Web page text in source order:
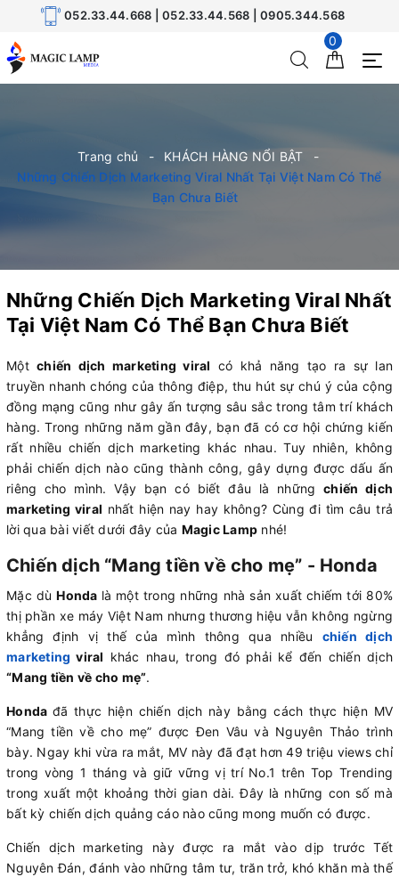
052.33.44.668 | 052.33.44.568 | 0905.344.568
0
Trang chủ
KHÁCH HÀNG NỔI BẬT
Những Chiến Dịch Marketing Viral Nhất Tại Việt Nam Có Thể
Bạn Chưa Biết
Những Chiến Dịch Marketing Viral Nhất
Tại Việt Nam Có Thể Bạn Chưa Biết
Một chiến dịch marketing viral có khả năng tạo ra sự lan
truyền nhanh chóng của thông điệp, thu hút sự chú ý của cộng
đồng mạng cũng như gây ấn tượng sâu sắc trong tâm trí khách
hàng. Trong những năm gần đây, bạn đã có cơ hội chứng kiến
rất nhiều chiến dịch marketing khác nhau. Tuy nhiên, không
phải chiến dịch nào cũng thành công, gây dựng được dấu ấn
riêng cho mình. Vậy bạn có biết đâu là nhữngchiến dịch
marketing viral nhất hiện nay hay không? Cùng đi tìm câu trả
lời qua bài viết dưới đây của Magic Lamp nhé!
Chiến dịch “Mang tiền về cho mẹ” - Honda
Mặc dùHonda là một trong những nhà sản xuất chiếm tới 80%
thị phần xe máy Việt Nam nhưng thương hiệu vẫn không ngừng
khẳng định vị thế của mình thông qua nhiều chiến dịch
marketing viral khác nhau, trong đó phải kể đến chiến dịch
“Mang tiền về cho mẹ”.
Honda đã thực hiện chiến dịch này bằng cách thực hiện MV
“Mang tiền về cho mẹ” được Đen Vâu và Nguyên Thảo trình
bày. Ngay khi vừa ra mắt, MV này đã đạt hơn 49 triệu views chỉ
trong vòng 1 tháng và giữ vững vị trí No.1 trên Top Trending
trong xuất một khoảng thời gian dài. Đây là những con số mà
bất kỳ chiến dịch quảng cáo nào cũng mong muốn có được.
Chiến dịch marketing này được ra mắt vào dịp trước Tết
Nguyên Đán, đánh vào những tâm tư, trăn trở, khó khăn mà thế